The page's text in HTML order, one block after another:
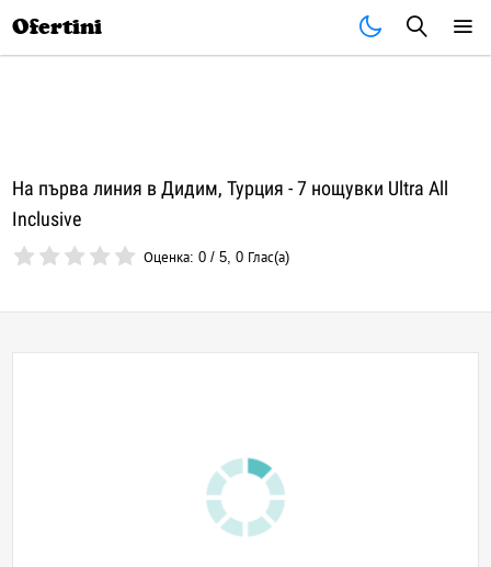
Ofertini
На първа линия в Дидим, Турция - 7 нощувки Ultra All
Inclusive
Оценка:0 /5,0 Глас(а)